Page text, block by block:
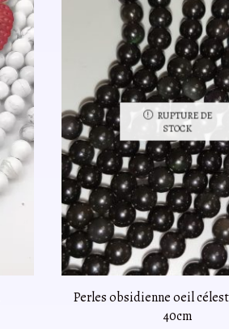
RUPTURE DE
STOCK
Perles obsidienne oeil
40cm